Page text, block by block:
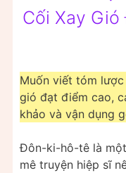
Cối Xay
Muốn viết tóm
gió đạt điểm cao,
khảo và vận dụng
Đôn-ki-hô-tê là
mê truyện hiệp sĩ